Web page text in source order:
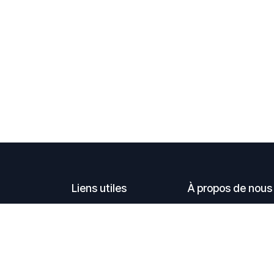
Liens utiles À propos de nous